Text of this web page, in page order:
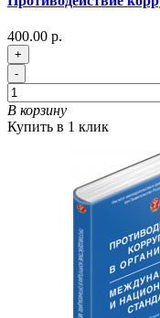
400.00 р.
+
-
В корзину
Купить в 1 клик